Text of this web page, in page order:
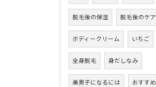
脱毛後の保湿 脱毛後のケア
ボディークリーム いちご
全身脱毛 身だしなみ
美男子になるには おすすめ